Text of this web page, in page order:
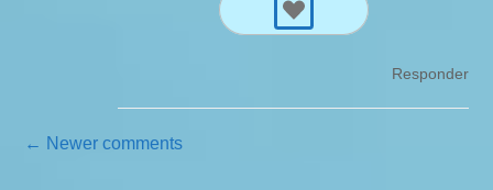
Responder
N
← Newer comments